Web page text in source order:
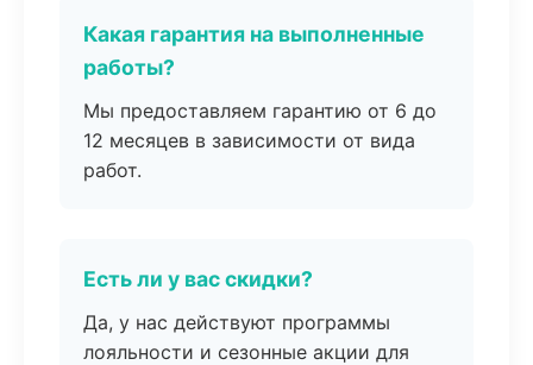
Какая гарантия на выполненные
работы?
Мы предоставляем гарантию от 6 до
12 месяцев в зависимости от вида
работ.
Есть ли у вас скидки?
Да, у нас действуют программы
лояльности и сезонные акции для